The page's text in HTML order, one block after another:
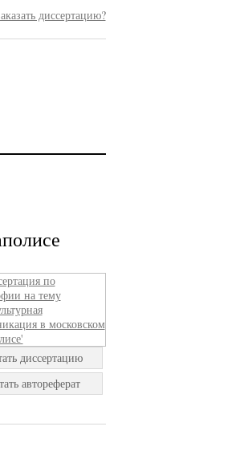
диссертацию?
диссертацию
автореферат